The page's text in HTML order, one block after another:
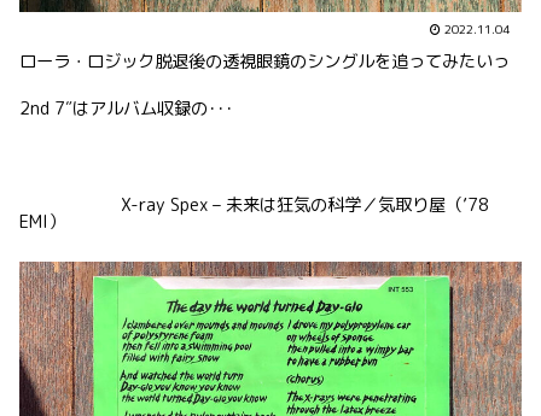
2022.11.04
ローラ・ロジック脱退後の透視眼鏡のシングルを追ってみたいっ
2nd 7″はアルバム収録の･･･
X-ray Spex – 未来は狂気の科学／気取り屋（’78
EMI）